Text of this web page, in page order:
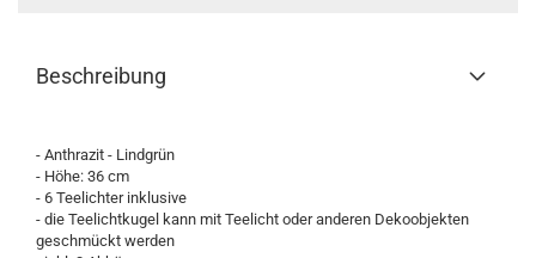
Beschreibung
- Anthrazit - Lindgrün
- Höhe: 36 cm
- 6 Teelichter inklusive
- die Teelichtkugel kann mit Teelicht oder anderen Dekoobjekten
geschmückt werden